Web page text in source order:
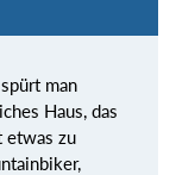
man
Haus, das
etwas zu